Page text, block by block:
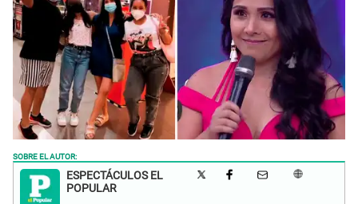
SOBRE EL AUTOR:
ESPECTÁCULOS EL
POPULAR